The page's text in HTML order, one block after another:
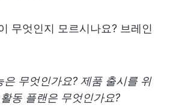
무엇인지 모르시나요? 브레인
무엇인가요? 제품 출시를 위
동 플랜은 무엇인가요?